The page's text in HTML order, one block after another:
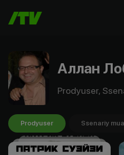
Аллан
Prodyuser,
Prodyuser Ssenariy